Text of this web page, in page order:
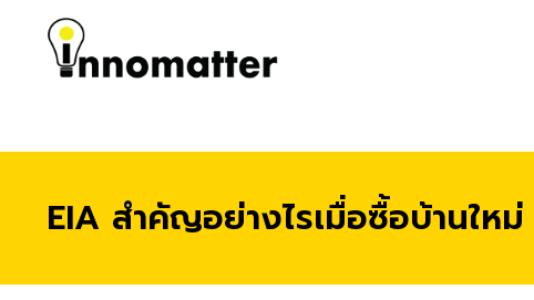
EIA สำคัญอย่างไรเมื่อซื้อบ้านใหม่